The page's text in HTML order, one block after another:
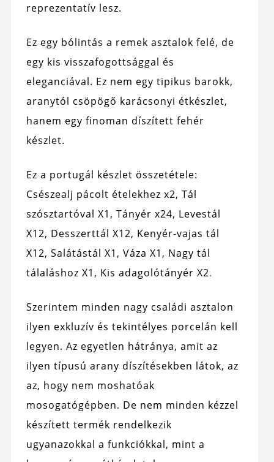
reprezentatív lesz.
Ez egy bólintás a remek asztalok felé, de
egy kis visszafogottsággal és
eleganciával. Ez nem egy tipikus barokk,
aranytól csöpögő karácsonyi étkészlet,
hanem egy finoman díszített fehér
készlet.
Ez a portugál készlet összetétele:
Csészealj pácolt ételekhez x2, Tál
szósztartóval X1, Tányér x24, Levestál
X12, Desszerttál X12, Kenyér-vajas tál
X12, Salátástál X1, Váza X1, Nagy tál
tálaláshoz X1, Kis adagolótányér X2.
Szerintem minden nagy családi asztalon
ilyen exkluzív és tekintélyes porcelán kell
legyen. Az egyetlen hátránya, amit az
ilyen típusú arany díszítésekben látok, az
az, hogy nem moshatóak
mosogatógépben. De nem minden kézzel
készített termék rendelkezik
ugyanazokkal a funkciókkal, mint a